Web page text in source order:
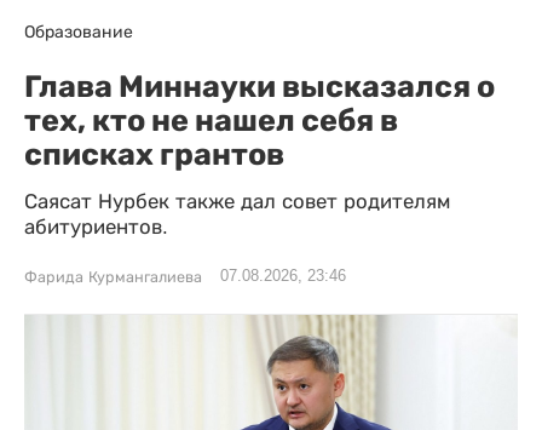
Образование
Глава Миннауки высказался о
тех, кто не нашел себя в
списках грантов
Саясат Нурбек также дал совет родителям
абитуриентов.
Фарида Курмангалиева 07.08.2026, 23:46